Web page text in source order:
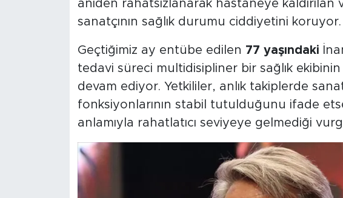
aniden rahatsızlanarak hastaneye
sanatçının sağlık durumu ciddiyetini koruyor.
Geçtiğimiz ay entübe edilen 77 yaşındaki
tedavi süreci multidisipliner bir sağlık ekibinin
devam ediyor. Yetkililer, anlık takiplerde
fonksiyonlarının stabil tutulduğunu ifade
anlamıyla rahatlatıcı seviyeye gelmediği